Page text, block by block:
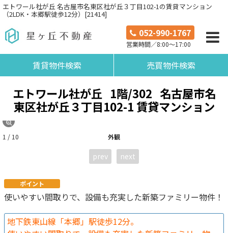
エトワール社が丘 名古屋市名東区社が丘３丁目102-1の賃貸マンション
（2LDK・本郷駅徒歩12分）[21414]
052-990-1767
営業時間／8:00～17:00
賃貸物件検索 売買物件検索
エトワール社が丘 1階/302 名古屋市名
東区社が丘３丁目102-1 賃貸マンション
外観
1 / 10
prev next
ポイント
使いやすい間取りで、設備も充実した新築ファミリー物件！
地下鉄東山線「本郷」駅徒歩12分。